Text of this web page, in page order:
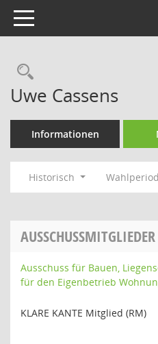
Toggle navigation
Uwe Cassens
Informationen
Historisch
AUSSCHUSSMITGLIEDER
Ausschuss für Bauen,
für den Eigenbetrieb
KLARE KANTE Mitglied (RM)